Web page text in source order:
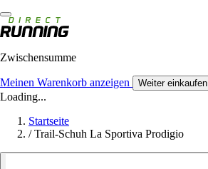
Zwischensumme
Meinen Warenkorb anzeigen Weiter einkaufen
Loading...
Startseite
/ Trail-Schuh La Sportiva Prodigio